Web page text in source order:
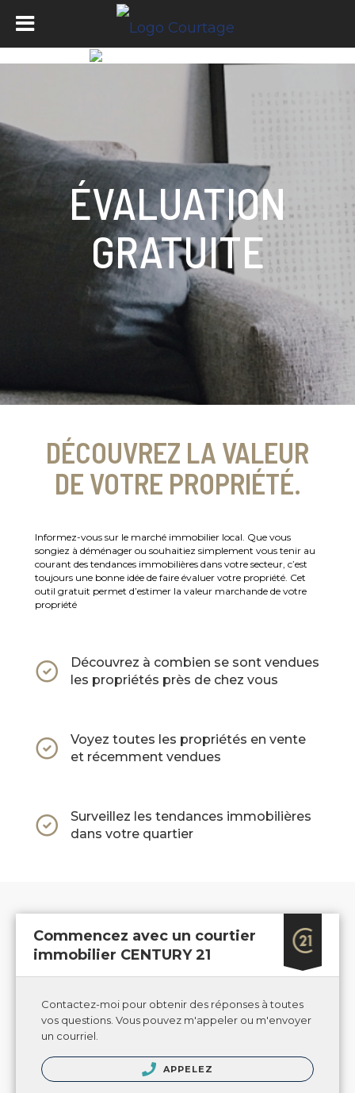
ÉVALUATION
GRATUITE
DÉCOUVREZ LA VALEUR
DE VOTRE PROPRIÉTÉ.
Informez-vous sur le marché immobilier local. Que vous
songiez à déménager ou souhaitiez simplement vous tenir au
courant des tendances immobilières dans votre secteur, c’est
toujours une bonne idée de faire évaluer votre propriété. Cet
outil gratuit permet d’estimer la valeur marchande de votre
propriété
Découvrez à combien se sont vendues
les propriétés près de chez vous
Voyez toutes les propriétés en vente
et récemment vendues
Surveillez les tendances immobilières
dans votre quartier
Commencez avec un courtier
immobilier CENTURY 21
Contactez-moi pour obtenir des réponses à toutes
vos questions. Vous pouvez m'appeler ou m'envoyer
un courriel.
APPELEZ